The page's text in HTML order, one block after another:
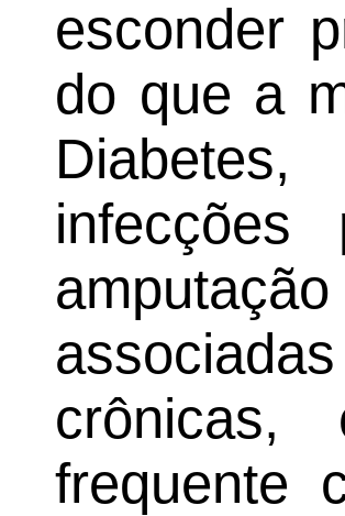
esconder
do que a
crônicas,
frequente